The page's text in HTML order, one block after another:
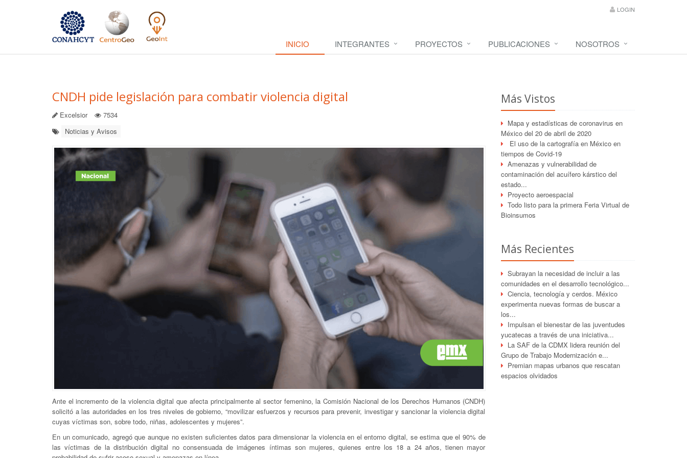
LOGIN
INICIO INTEGRANTES PROYECTOS PUBLICACIONES NOSOTROS
CNDH pide legislación para combatir violencia digital
Excelsior
7534
Noticias y Avisos
Ante el incremento de la violencia digital que afecta principalmente al sector femenino, la Comisión Nacional de los Derechos Humanos (CNDH)
solicitó a las autoridades en los tres niveles de gobierno, “movilizar esfuerzos y recursos para prevenir, investigar y sancionar la violencia digital
cuyas víctimas son, sobre todo, niñas, adolescentes y mujeres”.
En un comunicado, agregó que aunque no existen suficientes datos para dimensionar la violencia en el entorno digital, se estima que el 90% de
las víctimas de la distribución digital no consensuada de imágenes íntimas son mujeres, quienes entre los 18 a 24 años, tienen mayor
Más Vistos
Mapa y estadísticas de coronavirus en
México del 20 de abril de 2020
El uso de la cartografía en México en
tiempos de Covid-19
Amenazas y vulnerabilidad de
contaminación del acuífero kárstico del
estado...
Proyecto aeroespacial
Todo listo para la primera Feria Virtual de
Bioinsumos
Más Recientes
Subrayan la necesidad de incluir a las
comunidades en el desarrollo tecnológico...
Ciencia, tecnología y cerdos. México
experimenta nuevas formas de buscar a
los...
Impulsan el bienestar de las juventudes
yucatecas a través de una iniciativa...
La SAF de la CDMX lidera reunión del
Grupo de Trabajo Modernización e...
Premian mapas urbanos que rescatan
espacios olvidados